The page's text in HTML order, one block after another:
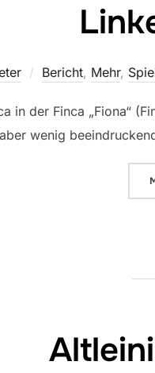
Bericht, Mehr,
in der Finca „Fiona“
wenig